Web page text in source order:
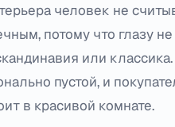
человек не
потому что глазу
или
пустой, и
в красивой комнате.